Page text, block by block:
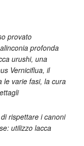
provato
profonda
urushi, una
Verniciflua, il
le varie fasi, la cura
rispettare i canoni
utilizzo lacca